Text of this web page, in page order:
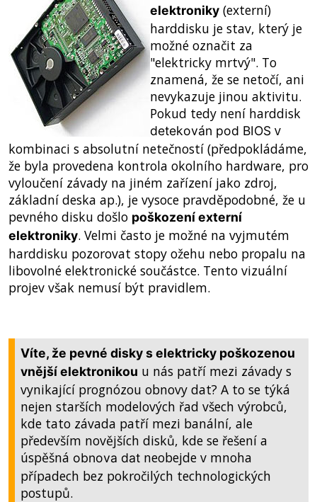
elektroniky(externí)
harddisku je stav, který je
možné označit za
"elektricky mrtvý". To
znamená, že se netočí, ani
nevykazuje jinou aktivitu.
Pokud tedy není harddisk
detekován pod BIOSv
kombinaci s absolutní netečností (předpokládáme,
že byla provedena kontrola okolního hardware, pro
vyloučení závady na jiném zařízení jako zdroj,
základní deska ap.), je vysoce pravděpodobné, že u
pevného disku došlo poškození externí
elektroniky. Velmi často je možné na vyjmutém
harddisku pozorovat stopy ožehu nebo propalu na
libovolné elektronické součástce. Tento vizuální
projev však nemusí být pravidlem.
Víte, že pevné disky s elektricky poškozenou
vnější elektronikou u nás patří mezi závady s
vynikající prognózou obnovy dat? A to se týká
nejen starších modelových řad všech výrobců,
kde tato závada patří mezi banální, ale
především novějších disků, kde se řešení a
úspěšná obnova datneobejde v mnoha
případech bez pokročilých technologických
postupů.